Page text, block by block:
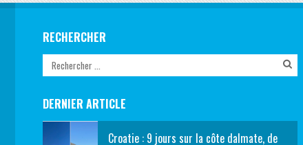
RECHERCHER
DERNIER ARTICLE
Croatie : 9 jours sur la côte dalmate, de